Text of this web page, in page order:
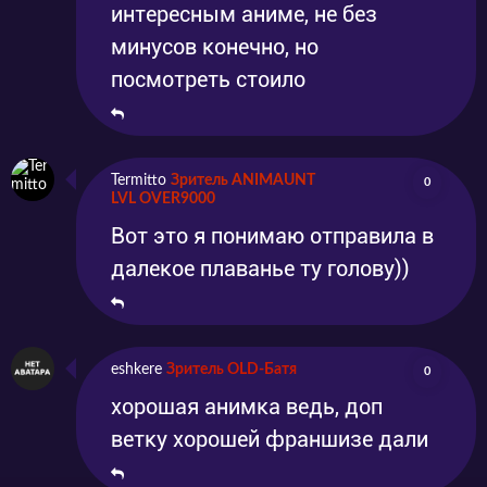
интересным аниме, не без
минусов конечно, но
посмотреть стоило
Termitto Зритель ANIMAUNT
LVL OVER9000
0
Вот это я понимаю отправила в
далекое плаванье ту голову))
eshkere Зритель OLD-Батя 0
хорошая анимка ведь, доп
ветку хорошей франшизе дали